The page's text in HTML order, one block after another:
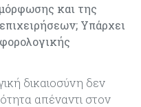
και της
Υπάρχει
δικαιοσύνη δεν
απέναντι στον